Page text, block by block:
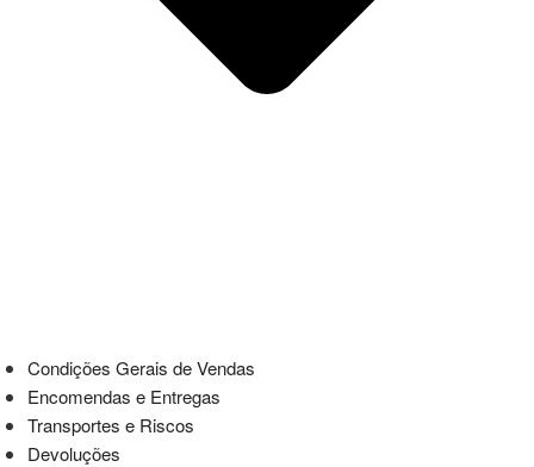
Condições Gerais de Vendas
Encomendas e Entregas
Transportes e Riscos
Devoluções